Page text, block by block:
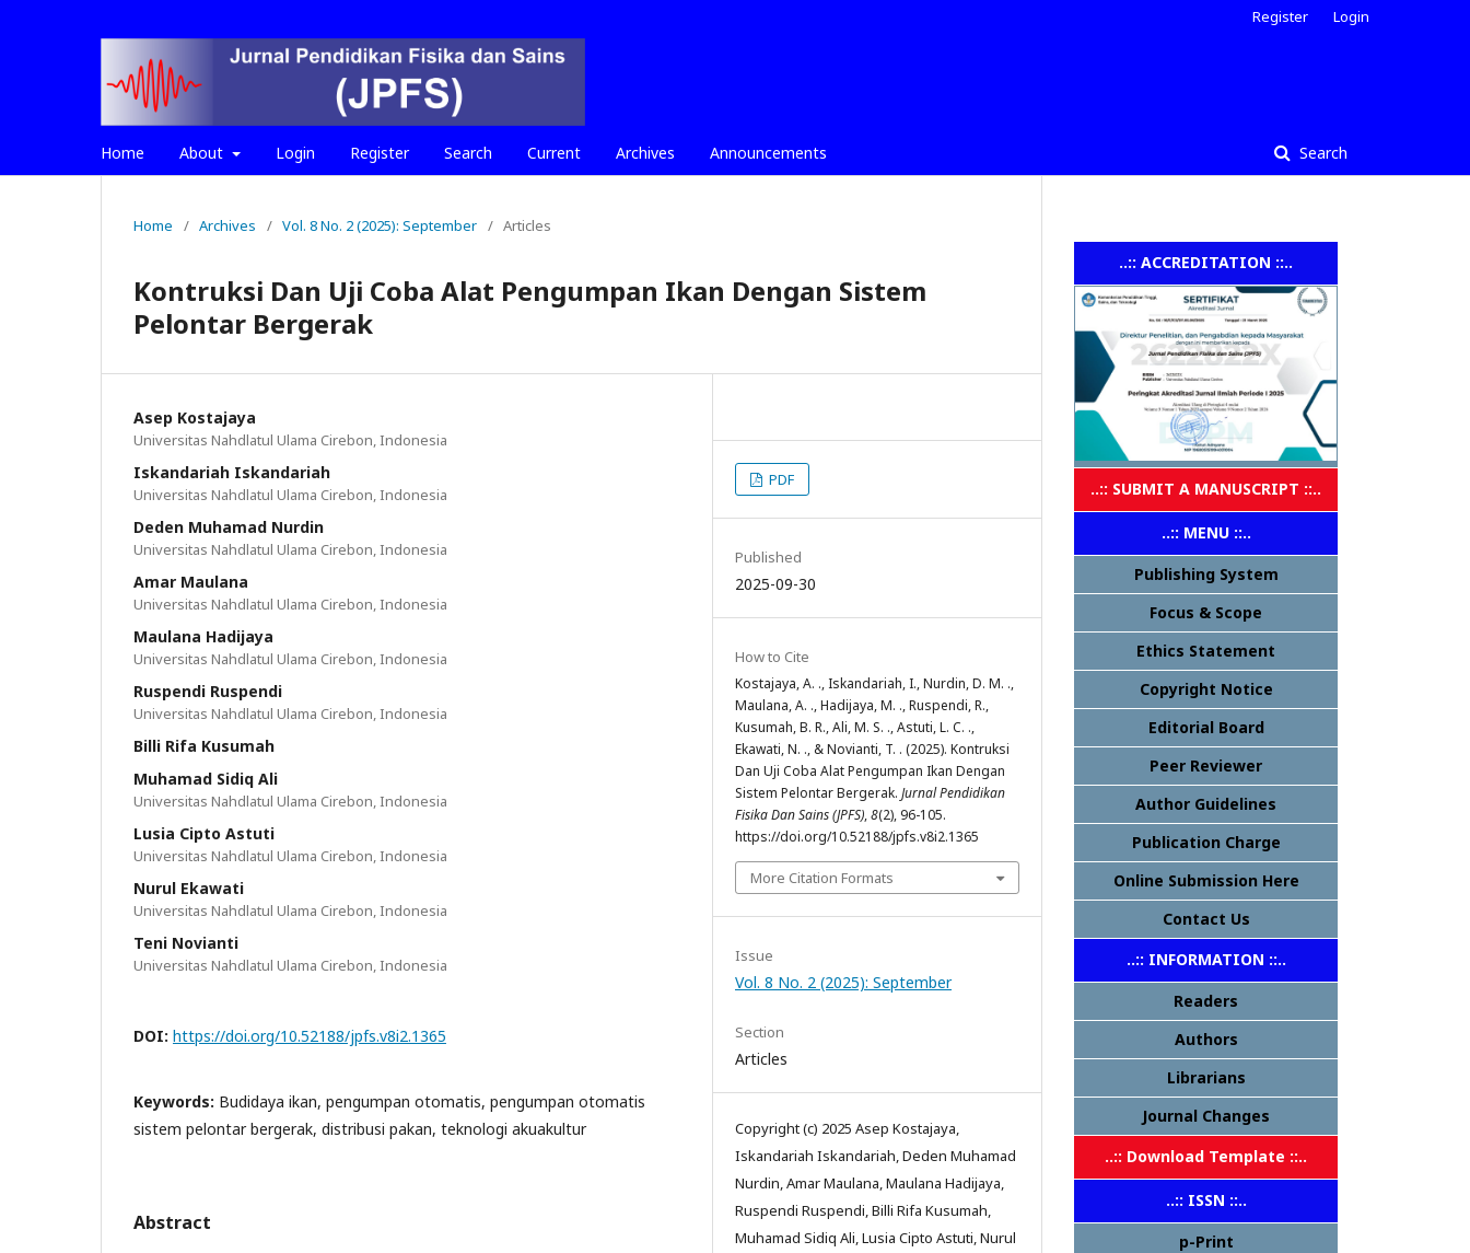
Home About Login Register Search Current Archives Announcements Search
Register Login
Home / Archives / Vol. 8 No. 2 (2025): September / Articles
Kontruksi Dan Uji Coba Alat Pengumpan Ikan Dengan Sistem
Pelontar Bergerak
Asep Kostajaya
Universitas Nahdlatul Ulama Cirebon, Indonesia
Iskandariah Iskandariah
Universitas Nahdlatul Ulama Cirebon, Indonesia
Deden Muhamad Nurdin
Universitas Nahdlatul Ulama Cirebon, Indonesia
Amar Maulana
Universitas Nahdlatul Ulama Cirebon, Indonesia
Maulana Hadijaya
Universitas Nahdlatul Ulama Cirebon, Indonesia
Ruspendi Ruspendi
Universitas Nahdlatul Ulama Cirebon, Indonesia
Billi Rifa Kusumah
Muhamad Sidiq Ali
Universitas Nahdlatul Ulama Cirebon, Indonesia
Lusia Cipto Astuti
Universitas Nahdlatul Ulama Cirebon, Indonesia
Nurul Ekawati
Universitas Nahdlatul Ulama Cirebon, Indonesia
Teni Novianti
Universitas Nahdlatul Ulama Cirebon, Indonesia
DOI: https://doi.org/10.52188/jpfs.v8i2.1365
Keywords: Budidaya ikan, pengumpan otomatis, pengumpan otomatis
sistem pelontar bergerak, distribusi pakan, teknologi akuakultur
Abstract
PDF
Published
2025-09-30
How to Cite
Kostajaya, A. ., Iskandariah, I., Nurdin, D. M. .,
Maulana, A. ., Hadijaya, M. ., Ruspendi, R.,
Kusumah, B. R., Ali, M. S. ., Astuti, L. C. .,
Ekawati, N. ., & Novianti, T. . (2025). Kontruksi
Dan Uji Coba Alat Pengumpan Ikan Dengan
Sistem Pelontar Bergerak. Jurnal Pendidikan
Fisika Dan Sains (JPFS),8(2), 96-105.
https://doi.org/10.52188/jpfs.v8i2.1365
More Citation Formats
Issue
Vol. 8 No. 2 (2025): September
Section
Articles
Copyright (c) 2025 Asep Kostajaya,
Iskandariah Iskandariah, Deden Muhamad
Nurdin, Amar Maulana, Maulana Hadijaya,
Ruspendi Ruspendi, Billi Rifa Kusumah,
Muhamad Sidiq Ali, Lusia Cipto Astuti, Nurul
..:: ACCREDITATION ::..
..:: SUBMIT A MANUSCRIPT ::..
..:: MENU ::..
Publishing System
Focus & Scope
Ethics Statement
Copyright Notice
Editorial Board
Peer Reviewer
Author Guidelines
Publication Charge
Online Submission Here
Contact Us
..:: INFORMATION ::..
Readers
Authors
Librarians
Journal Changes
..:: Download Template ::..
..:: ISSN ::..
p-Print